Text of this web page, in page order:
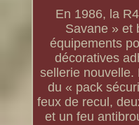
En 1986, la
Savane » et
équipements
décoratives
sellerie nouvelle.
du « pack
feux de recul,
et un feu